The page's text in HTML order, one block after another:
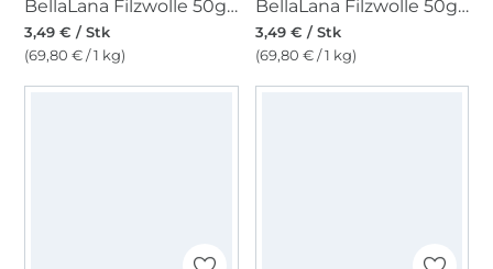
BellaLana Filzwolle 50gr. , blau-gelb
3,49 € / Stk
(69,80 € / 1 kg)
BellaLana Filzwolle 50gr. , hellgrau
3,49 € / Stk
(69,80 € / 1 kg)